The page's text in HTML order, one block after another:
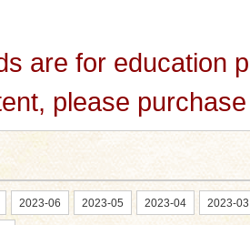
are for education
please
2023-06 2023-05 2023-04 2023-03